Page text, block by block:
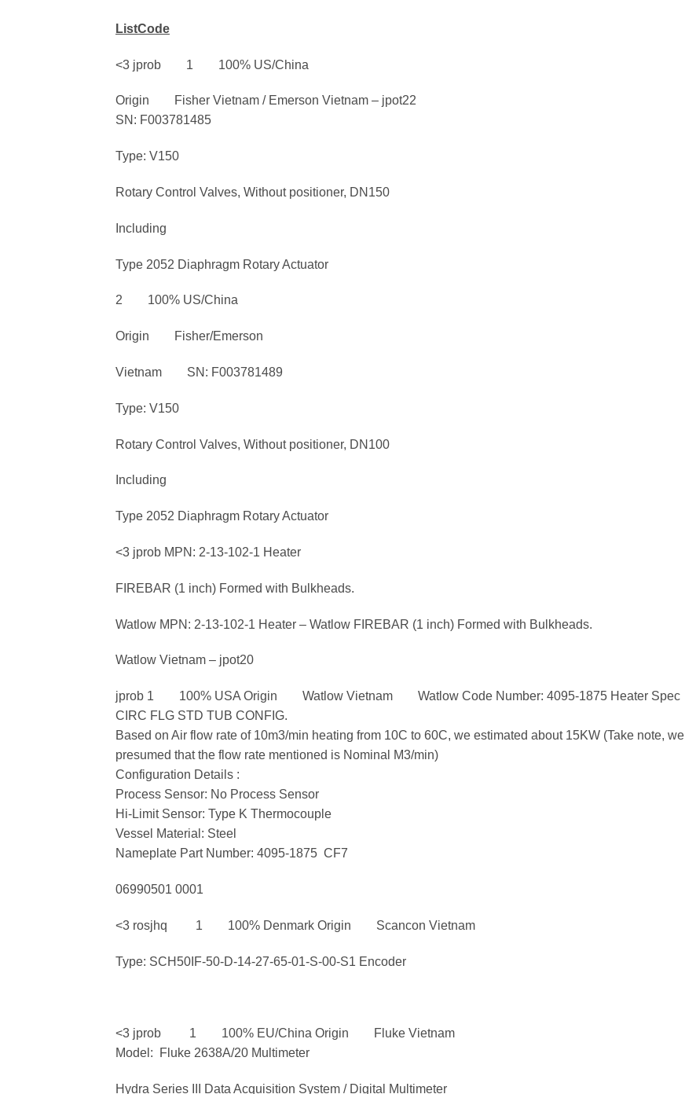
ListCode
<3 jprob 1 100% US/China
Origin Fisher Vietnam / Emerson Vietnam – jpot22
SN: F003781485
Type: V150
Rotary Control Valves, Without positioner, DN150
Including
Type 2052 Diaphragm Rotary Actuator
2 100% US/China
Origin Fisher/Emerson
Vietnam SN: F003781489
Type: V150
Rotary Control Valves, Without positioner, DN100
Including
Type 2052 Diaphragm Rotary Actuator
<3 jprob MPN: 2-13-102-1 Heater
FIREBAR (1 inch) Formed with Bulkheads.
Watlow MPN: 2-13-102-1 Heater – Watlow FIREBAR (1 inch) Formed with Bulkheads.
Watlow Vietnam – jpot20
jprob 1 100% USA Origin Watlow Vietnam Watlow Code Number: 4095-1875 Heater Spec
CIRC FLG STD TUB CONFIG.
Based on Air flow rate of 10m3/min heating from 10C to 60C, we estimated about 15KW (Take note, we
presumed that the flow rate mentioned is Nominal M3/min)
Configuration Details :
Process Sensor: No Process Sensor
Hi-Limit Sensor: Type K Thermocouple
Vessel Material: Steel
Nameplate Part Number: 4095-1875 CF7
06990501 0001
<3 rosjhq 1 100% Denmark Origin Scancon Vietnam
Type: SCH50IF-50-D-14-27-65-01-S-00-S1 Encoder
<3 jprob 1 100% EU/China Origin Fluke Vietnam
Model: Fluke 2638A/20 Multimeter
Hydra Series III Data Acquisition System / Digital Multimeter